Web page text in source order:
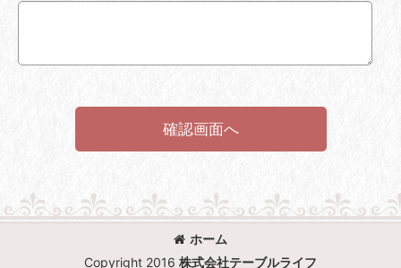
確認画面へ
ホーム
Copyright 2016 株式会社テーブルライフ